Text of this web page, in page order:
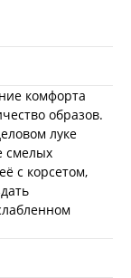
комфорта
образов.
луке
смелых
с корсетом,